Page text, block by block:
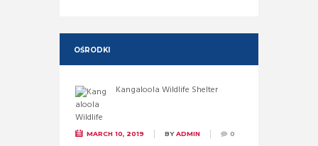
OŚRODKI
Kangaloola Wildlife Shelter
MARCH 10, 2019 BYADMIN 0